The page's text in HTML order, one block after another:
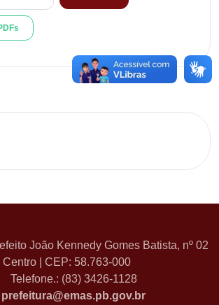
João Kennedy Gomes Batista, nº 02
Centro | CEP: 58.763-000
Telefone.: (83) 3426-1128
prefeitura@emas.pb.gov.br